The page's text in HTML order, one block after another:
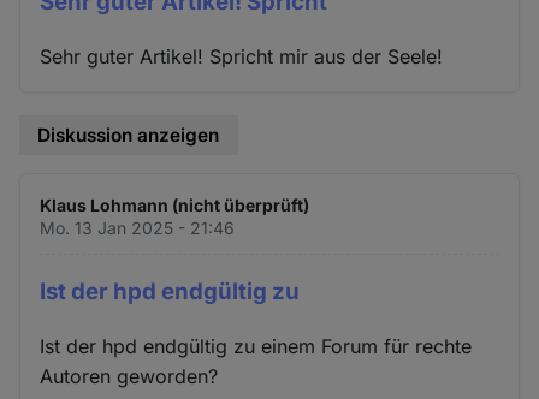
Sehr guter Artikel! Spricht mir aus der Seele!
Diskussion anzeigen
Klaus Lohmann (nicht überprüft)
Mo. 13 Jan 2025 - 21:46
Ist der hpd endgültig zu
Ist der hpd endgültig zu einem Forum für rechte
Autoren geworden?